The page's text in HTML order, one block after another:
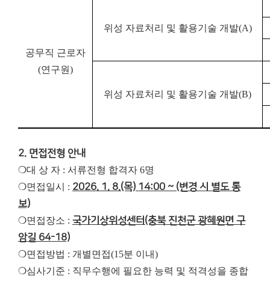
공무직 근로자
(연구원)
위성 자료처리 및 활용기술 개발(A)
위성 자료처리 및 활용기술 개발(B)
2. 면접전형 안내
❍대 상 자 : 서류전형 합격자 6명
❍면접일시 : 2026. 1. 8.(목) 14:00 ~ (변경 시 별도 통
보)
❍면접장소 : 국가기상위성센터(충북 진천군 광혜원면 구
암길 64-18)
❍면접방법 : 개별면접(15분 이내)
❍심사기준 : 직무수행에 필요한 능력 및 적격성을 종합